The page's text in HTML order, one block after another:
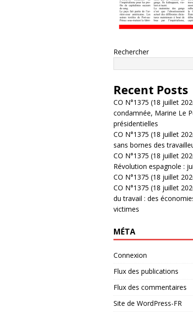
Rechercher
Recent Posts
CO N°1375 (18 juillet
condamnée, Marine Le
présidentielles
CO N°1375 (18 juillet
sans bornes des
CO N°1375 (18 juillet
Révolution espagnole :
CO N°1375 (18 juillet
CO N°1375 (18 juillet
du travail : des
victimes
MÉTA
Connexion
Flux des publications
Flux des commentaires
Site de WordPress-FR